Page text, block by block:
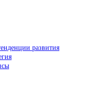
развития